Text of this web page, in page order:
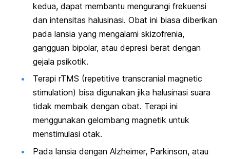
kedua, dapat membantu mengurangi frekuensi
dan intensitas halusinasi. Obat ini biasa diberikan
pada lansia yang mengalami skizofrenia,
gangguan bipolar, atau depresi berat dengan
gejala psikotik.
Terapi rTMS (repetitive transcranial magnetic
stimulation) bisa digunakan jika halusinasi suara
tidak membaik dengan obat. Terapi ini
menggunakan gelombang magnetik untuk
menstimulasi otak.
Pada lansia dengan Alzheimer, Parkinson, atau